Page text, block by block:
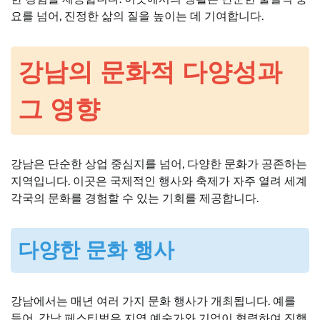
요를 넘어, 진정한 삶의 질을 높이는 데 기여합니다.
강남의 문화적 다양성과
그 영향
강남은 단순한 상업 중심지를 넘어, 다양한 문화가 공존하는
지역입니다. 이곳은 국제적인 행사와 축제가 자주 열려 세계
각국의 문화를 경험할 수 있는 기회를 제공합니다.
다양한 문화 행사
강남에서는 매년 여러 가지 문화 행사가 개최됩니다. 예를